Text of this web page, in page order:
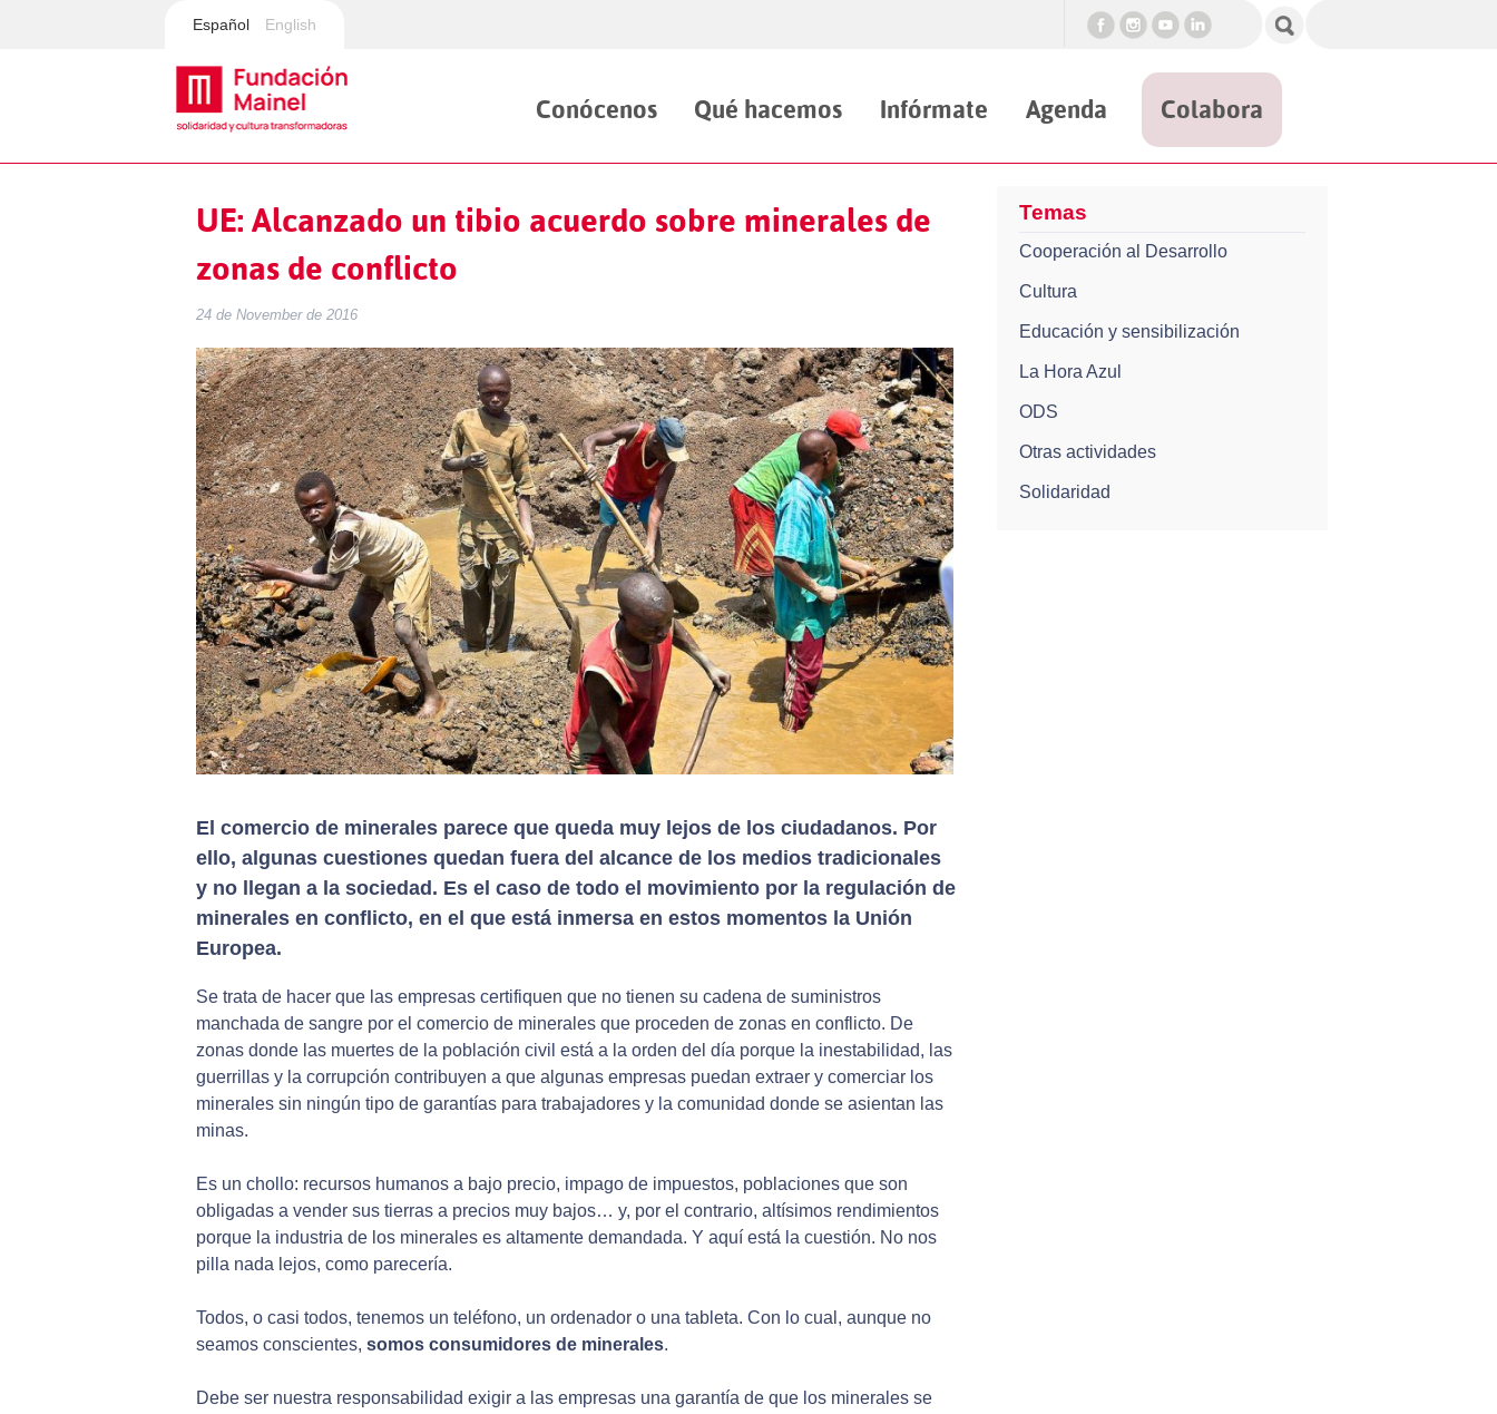
Español English
Conócenos Qué hacemos Infórmate Agenda Colabora
UE: Alcanzado un tibio acuerdo sobre minerales de
zonas de conflicto
24 de November de 2016
El comercio de minerales parece que queda muy lejos de los ciudadanos. Por
ello, algunas cuestiones quedan fuera del alcance de los medios tradicionales
y no llegan a la sociedad. Es el caso de todo el movimiento por la regulación de
minerales en conflicto, en el que está inmersa en estos momentos la Unión
Europea.
Se trata de hacer que las empresas certifiquen que no tienen su cadena de suministros
manchada de sangre por el comercio de minerales que proceden de zonas en conflicto. De
zonas donde las muertes de la población civil está a la orden del día porque la inestabilidad, las
guerrillas y la corrupción contribuyen a que algunas empresas puedan extraer y comerciar los
minerales sin ningún tipo de garantías para trabajadores y la comunidad donde se asientan las
minas.
Es un chollo: recursos humanos a bajo precio, impago de impuestos, poblaciones que son
obligadas a vender sus tierras a precios muy bajos… y, por el contrario, altísimos rendimientos
porque la industria de los minerales es altamente demandada. Y aquí está la cuestión. No nos
pilla nada lejos, como parecería.
Todos, o casi todos, tenemos un teléfono, un ordenador o una tableta. Con lo cual, aunque no
seamos conscientes, somos consumidores de minerales.
Debe ser nuestra responsabilidad exigir a las empresas una garantía de que los minerales se
Temas
Cooperación al Desarrollo
Cultura
Educación y sensibilización
La Hora Azul
ODS
Otras actividades
Solidaridad